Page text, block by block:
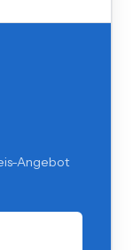
Angebot